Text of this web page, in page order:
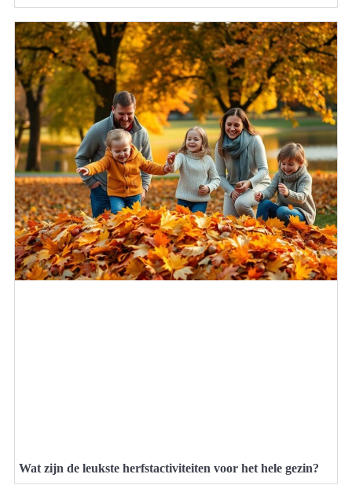
Wat zijn de leukste herfstactiviteiten voor het hele gezin?